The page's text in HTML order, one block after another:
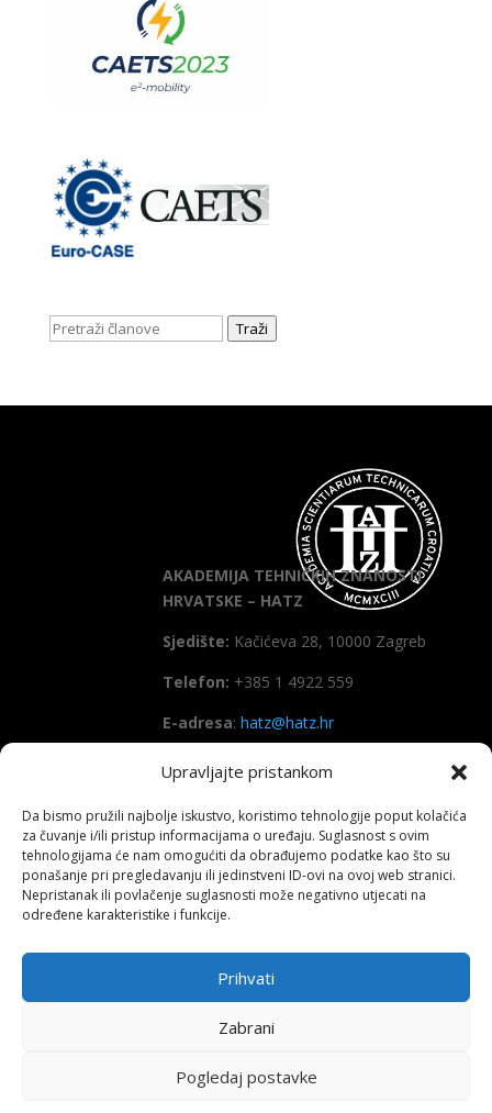
Upravljajte pristankom
Da bismo pružili najbolje iskustvo, koristimo tehnologije poput kolačića
za čuvanje i/ili pristup informacijama o uređaju. Suglasnost s ovim
tehnologijama će nam omogućiti da obrađujemo podatke kao što su
ponašanje pri pregledavanju ili jedinstveni ID-ovi na ovoj web stranici.
Nepristanak ili povlačenje suglasnosti može negativno utjecati na
određene karakteristike i funkcije.
Prihvati
Zabrani
Pogledaj postavke
Traži
AKADEMIJA TEHNIČKIH ZNANOSTI
HRVATSKE – HATZ
Sjedište: Kačićeva 28, 10000 Zagreb
Telefon: +385 1 4922 559
E-adresa: hatz@hatz.hr
OIB: 89465386965
IBAN HR7923600001101573628
(Zagrebačka banka d.d)
SWIFT: ZABAHR2X
Copyright All right reserved HATZ – 2026